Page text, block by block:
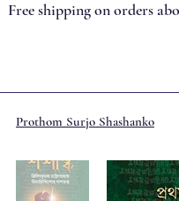
Free shipping on orders
Prothom Surjo Shashanko